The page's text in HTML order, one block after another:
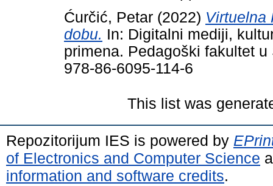
Ćurčić, Petar (2022) Virtuelna
dobu. In: Digitalni mediji,
primena. Pedagoški fakultet
978-86-6095-114-6
This list was
Repozitorijum IES is powered by
of Electronics and Computer Science
information and software credits.